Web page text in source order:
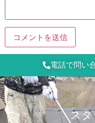
電話で問い
スタ